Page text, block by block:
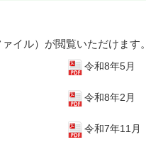
イル）が閲覧いただけます。
令和8年5月
令和8年2月
令和7年11月